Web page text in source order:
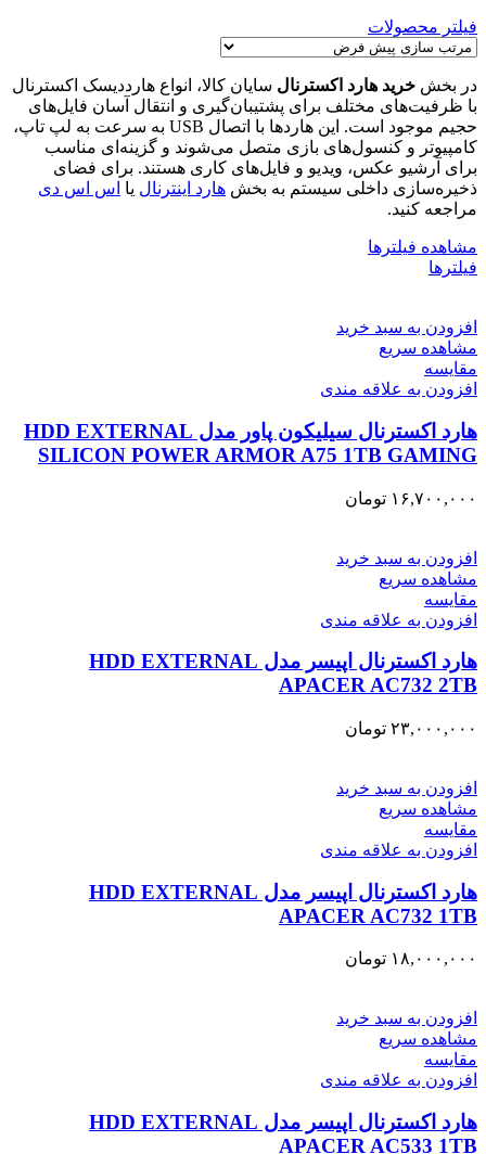
فیلتر محصولات
در بخش خرید هارد اکسترنال سایان کالا، انواع هارددیسک اکسترنال
با ظرفیت‌های مختلف برای پشتیبان‌گیری و انتقال آسان فایل‌های
حجیم موجود است. این هاردها با اتصال USB به سرعت به لپ تاپ،
کامپیوتر و کنسول‌های بازی متصل می‌شوند و گزینه‌ای مناسب
برای آرشیو عکس، ویدیو و فایل‌های کاری هستند. برای فضای
ذخیره‌سازی داخلی سیستم به بخش هارد اینترنال یا اس اس دی
مراجعه کنید.
مشاهده فیلترها
فیلترها
افزودن به سبد خرید
مشاهده سریع
مقایسه
افزودن به علاقه مندی
هارد اکسترنال سیلیکون پاور مدل HDD EXTERNAL
SILICON POWER ARMOR A75 1TB GAMING
۱۶,۷۰۰,۰۰۰ تومان
افزودن به سبد خرید
مشاهده سریع
مقایسه
افزودن به علاقه مندی
هارد اکسترنال اپیسر مدل HDD EXTERNAL
APACER AC732 2TB
۲۳,۰۰۰,۰۰۰ تومان
افزودن به سبد خرید
مشاهده سریع
مقایسه
افزودن به علاقه مندی
هارد اکسترنال اپیسر مدل HDD EXTERNAL
APACER AC732 1TB
۱۸,۰۰۰,۰۰۰ تومان
افزودن به سبد خرید
مشاهده سریع
مقایسه
افزودن به علاقه مندی
هارد اکسترنال اپیسر مدل HDD EXTERNAL
APACER AC533 1TB